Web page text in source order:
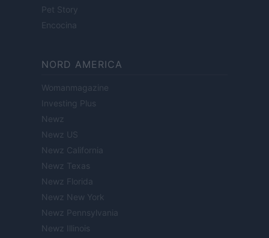
Pet Story
Encocina
NORD AMERICA
Womanmagazine
Investing Plus
Newz
Newz US
Newz California
Newz Texas
Newz Florida
Newz New York
Newz Pennsylvania
Newz Illinois